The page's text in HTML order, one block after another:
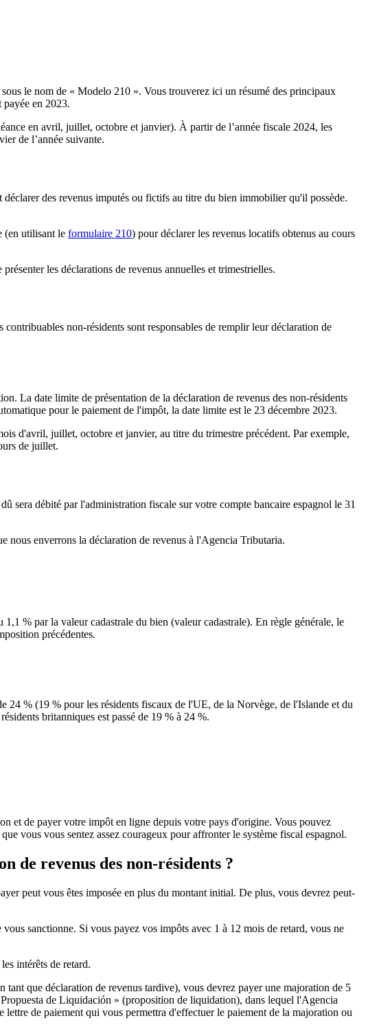
le nom de « Modelo 210 ». Vous trouverez ici un résumé des principaux
payée en 2023.
en avril, juillet, octobre et janvier). À partir de l’année fiscale 2024, les
de l’année suivante.
déclarer des revenus imputés ou fictifs au titre du bien immobilier qu'il possède.
(en utilisant le formulaire 210) pour déclarer les revenus locatifs obtenus au cours
les déclarations de revenus annuelles et trimestrielles.
contribuables non-résidents sont responsables de remplir leur déclaration de
La date limite de présentation de la déclaration de revenus des non-résidents
pour le paiement de l'impôt, la date limite est le 23 décembre 2023.
d'avril, juillet, octobre et janvier, au titre du trimestre précédent. Par exemple,
de juillet.
sera débité par l'administration fiscale sur votre compte bancaire espagnol le 31
nous enverrons la déclaration de revenus à l'Agencia Tributaria.
% par la valeur cadastrale du bien (valeur cadastrale). En règle générale, le
précédentes.
% (19 % pour les résidents fiscaux de l'UE, de la Norvège, de l'Islande et du
britanniques est passé de 19 % à 24 %.
et de payer votre impôt en ligne depuis votre pays d'origine. Vous pouvez
que vous vous sentez assez courageux pour affronter le système fiscal espagnol.
de revenus des non-résidents ?
peut vous êtes imposée en plus du montant initial. De plus, vous devrez peut-
sanctionne. Si vous payez vos impôts avec 1 à 12 mois de retard, vous ne
intérêts de retard.
que déclaration de revenus tardive), vous devrez payer une majoration de 5
de Liquidación » (proposition de liquidation), dans lequel l'Agencia
de paiement qui vous permettra d'effectuer le paiement de la majoration ou